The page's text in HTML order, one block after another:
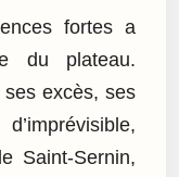
fortes a
du plateau.
ses excès, ses
Saint-Sernin,